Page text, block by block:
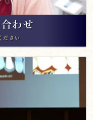
わせ
ださい